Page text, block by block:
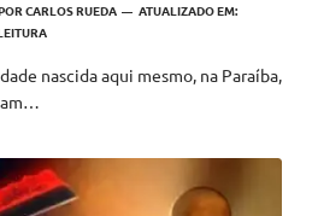
CARLOS RUEDA
ATUALIZADO EM:
nascida aqui mesmo, na Paraíba,